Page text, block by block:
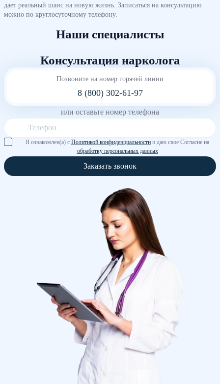
дает реальный шанс на новую жизнь. Записаться на консультацию
можно по круглосуточному телефону.
Наши специалисты
Консультация нарколога
Позвоните на номер горячей линии
8 (800) 302-61-97
или оставьте номер телефона
Я ознакомлен(а) с Политикой конфиденциальности и даю свое Согласие на
обработку персональных данных
Заказать звонок